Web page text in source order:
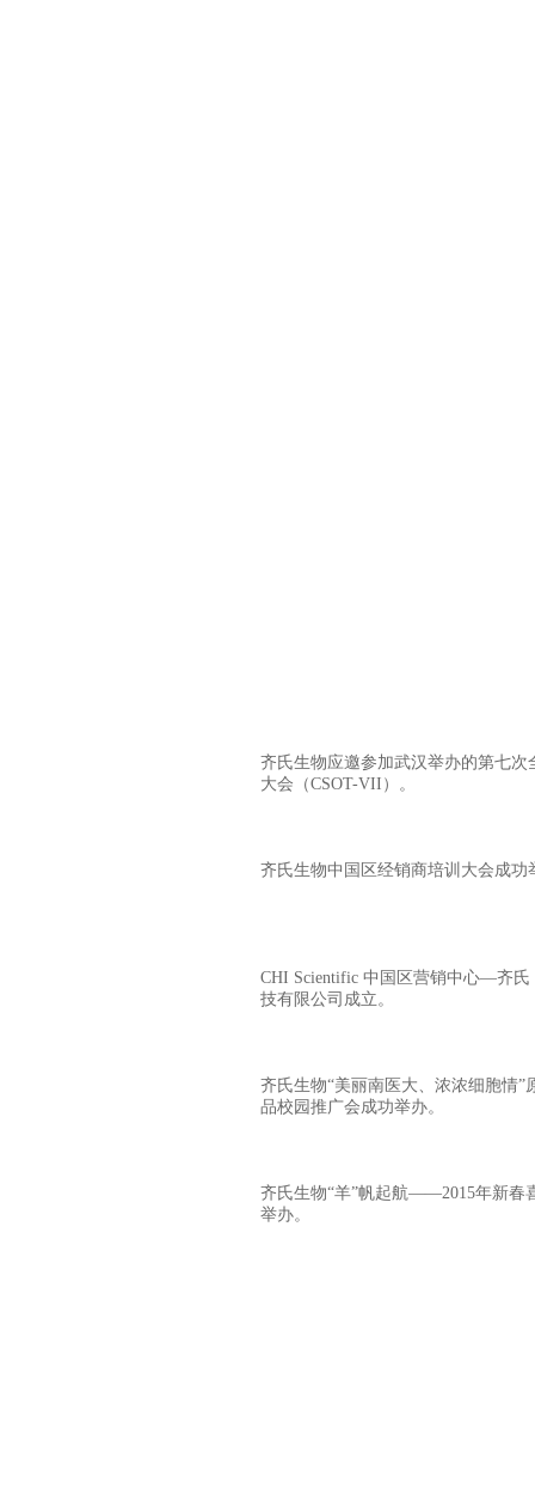
齐氏生物应邀参加武汉举办的第七次
大会（CSOT-VII）。
齐氏生物中国区经销商培训大会成功
CHI Scientific 中国区营销中心—齐氏
技有限公司成立。
齐氏生物“美丽南医大、浓浓细胞情”
品校园推广会成功举办。
齐氏生物“羊”帆起航——2015年新春
举办。